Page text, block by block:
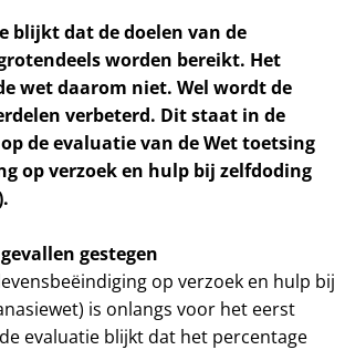
blijkt dat de doelen van de
worden bereikt. Het
wet daarom niet. Wel wordt de
verbeterd. Dit staat in de
de evaluatie van de Wet toetsing
op verzoek en hulp bij zelfdoding
gestegen
op verzoek en hulp bij
is onlangs voor het eerst
evaluatie blijkt dat het percentage